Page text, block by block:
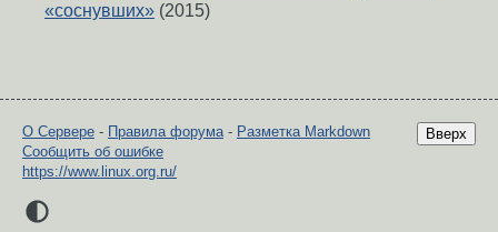
«соснувших» (2015)
Вверх
О Сервере - Правила форума- Разметка Markdown
Сообщить об ошибке
https://www.linux.org.ru/